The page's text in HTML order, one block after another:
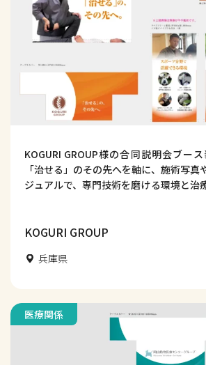
KOGURI GROUP様の合同説明会ブー
「治せる」のその先へを軸に、施術写真
ジュアルで、専門技術を磨ける環境と治
KOGURI GROUP
兵庫県
医療関係